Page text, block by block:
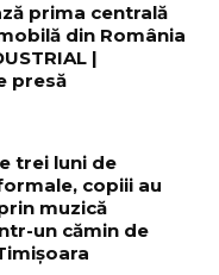
prima centrală
din România
|
presă
trei luni de
copiii au
muzică
un cămin de